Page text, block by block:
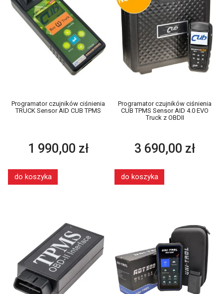
Programator czujników ciśnienia
TRUCK Sensor AID CUB TPMS
1 990,00 zł
do koszyka
Programator czujników ciśnienia
CUB TPMS Sensor AID 4.0 EVO
Truck z OBDII
3 690,00 zł
do koszyka